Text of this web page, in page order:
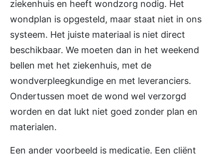
ziekenhuis en heeft wondzorg nodig. Het
wondplan is opgesteld, maar staat niet in ons
systeem. Het juiste materiaal is niet direct
beschikbaar. We moeten dan in het weekend
bellen met het ziekenhuis, met de
wondverpleegkundige en met leveranciers.
Ondertussen moet de wond wel verzorgd
worden en dat lukt niet goed zonder plan en
materialen.
Een ander voorbeeld is medicatie. Een cliënt